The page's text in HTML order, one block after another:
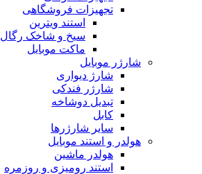
تجهیزات فروشگاهی
استند ویترین
سیخ و شاخک رگال
ماکت موبایل
شارژر موبایل
شارژ دیواری
شارژر فندکی
تبدیل دوشاخه
کابل
سایر شارژرها
هولدر و استند موبایل
هولدر ماشین
استند رومیزی و روزمره